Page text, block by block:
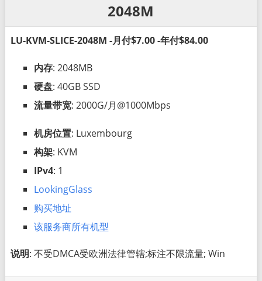
2048M
LU-KVM-SLICE-2048M -月付$7.00 -年付$84.00
内存: 2048MB
硬盘: 40GB SSD
流量带宽: 2000G/月@1000Mbps
机房位置: Luxembourg
构架: KVM
IPv4: 1
LookingGlass
购买地址
该服务商所有机型
说明: 不受DMCA受欧洲法律管辖;标注不限流量; Win